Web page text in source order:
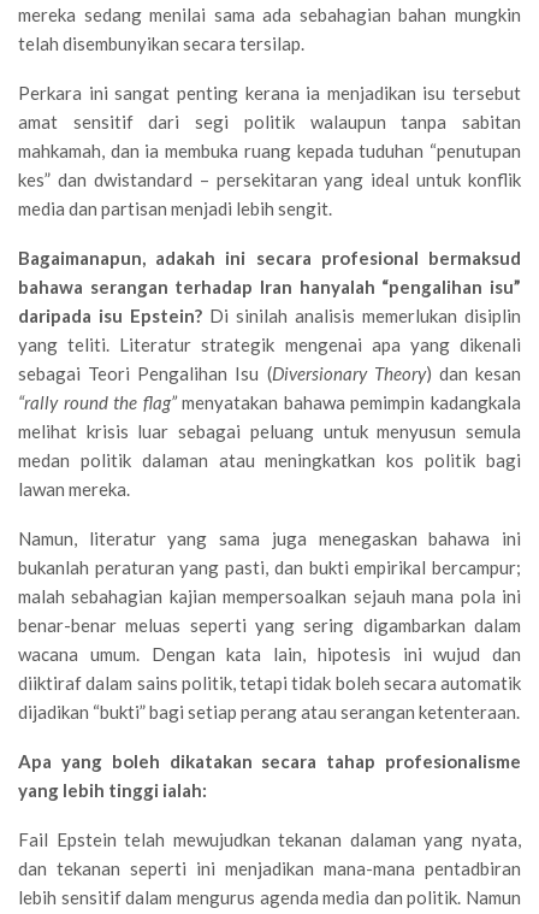
mereka sedang menilai sama ada sebahagian bahan mungkin
telah disembunyikan secara tersilap.
Perkara ini sangat penting kerana ia menjadikan isu tersebut
amat sensitif dari segi politik walaupun tanpa sabitan
mahkamah, dan ia membuka ruang kepada tuduhan “penutupan
kes” dan dwistandard – persekitaran yang ideal untuk konflik
media dan partisan menjadi lebih sengit.
Bagaimanapun, adakah ini secara profesional bermaksud
bahawa serangan terhadap Iran hanyalah “pengalihan isu”
daripada isu Epstein? Di sinilah analisis memerlukan disiplin
yang teliti. Literatur strategik mengenai apa yang dikenali
sebagai Teori Pengalihan Isu (Diversionary Theory) dan kesan
“rally round the flag”menyatakan bahawa pemimpin kadangkala
melihat krisis luar sebagai peluang untuk menyusun semula
medan politik dalaman atau meningkatkan kos politik bagi
lawan mereka.
Namun, literatur yang sama juga menegaskan bahawa ini
bukanlah peraturan yang pasti, dan bukti empirikal bercampur;
malah sebahagian kajian mempersoalkan sejauh mana pola ini
benar-benar meluas seperti yang sering digambarkan dalam
wacana umum. Dengan kata lain, hipotesis ini wujud dan
diiktiraf dalam sains politik, tetapi tidak boleh secara automatik
dijadikan “bukti” bagi setiap perang atau serangan ketenteraan.
Apa yang boleh dikatakan secara tahap profesionalisme
yang lebih tinggi ialah:
Fail Epstein telah mewujudkan tekanan dalaman yang nyata,
dan tekanan seperti ini menjadikan mana-mana pentadbiran
lebih sensitif dalam mengurus agenda media dan politik. Namun